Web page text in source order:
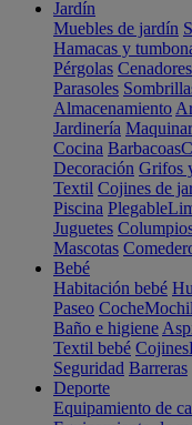
Jardín
Muebles de jardín
Hamacas y
Pérgolas Cenadores
Parasoles
Almacenamiento
Jardinería
Cocina Barbacoas
Decoración Grifos
Textil Cojines de
Piscina Plegable
Juguetes
Mascotas
Bebé
Habitación bebé
Paseo Coche
Baño e higiene
Textil bebé Cojines
Seguridad Barreras
Deporte
Equipamiento de